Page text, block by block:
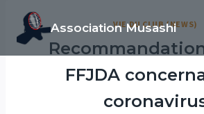
Association Musashi
VIE DU CLUB (NEWS)
FFJDA